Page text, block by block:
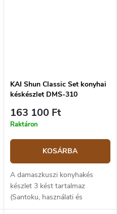
KAI Shun Classic Set konyhai
késkészlet DMS-310
163 100 Ft
Raktáron
KOSÁRBA
A damaszkuszi konyhakés
készlet 3 kést tartalmaz
(Santoku, használati és
zöldségkés) a KAI Shun Classic